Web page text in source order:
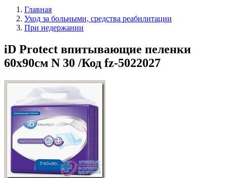
Главная
Уход за больными, средства реабилитации
При недержании
iD Protect впитывающие пеленки
60x90см N 30 /Код fz-5022027